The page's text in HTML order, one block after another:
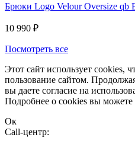
Брюки Logo Velour Oversize qb
10 990 ₽
Посмотреть все
Этот сайт использует cookies,
пользование сайтом.
вы даете согласие на
Подробнее о cookies вы можете
Ок
Сall-центр: